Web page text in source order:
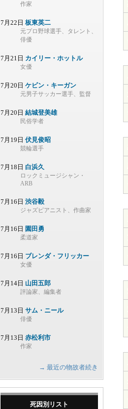
作家
7月22日 板東英二
元プロ野球選手、タレント、
俳優
7月21日 カイリー・ホットル
女優
7月20日 ケビン・キーガン
元男子サッカー選手、監督
7月20日 結城登美雄
民俗学者
7月19日 伏見俊昭
競輪選手
7月18日 白浜久
ロックミュージシャン・
ARB
7月16日 渋谷毅
ジャズピアニスト、作曲家
7月16日 園田勇
柔道家
7月16日 ブレンダ・フリッカー
女優
7月14日 山田五郎
評論家、編集者
7月13日 サム・ニール
俳優
7月13日 赤松利市
作家
→ 最近の物故者続き
死因別リスト